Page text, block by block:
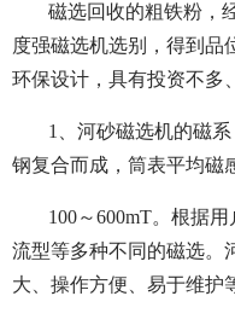
磁选回收的粗铁粉，
度强磁选机选别，得到品
环保设计，具有投资不多
1、河砂磁选机的磁
钢复合而成，筒表平均磁
100～600mT。根据
流型等多种不同的磁选。
大、操作方便、易于维护